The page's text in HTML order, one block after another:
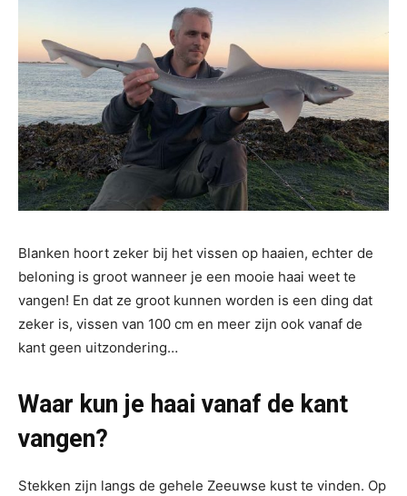
Blanken hoort zeker bij het vissen op haaien, echter de
beloning is groot wanneer je een mooie haai weet te
vangen! En dat ze groot kunnen worden is een ding dat
zeker is, vissen van 100 cm en meer zijn ook vanaf de
kant geen uitzondering…
Waar kun je haai vanaf de kant
vangen?
Stekken zijn langs de gehele Zeeuwse kust te vinden. Op